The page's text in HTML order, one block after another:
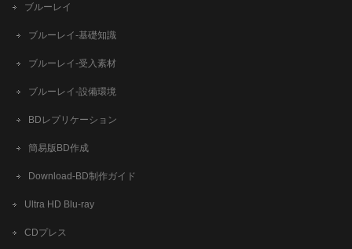
ブルーレイ
ブルーレイ-基礎知識
ブルーレイ-受入素材
ブルーレイ-設備環境
BDレプリケーション
簡易版BD作成
​Download-BD制作ガイド
Ultra HD Blu-ray
CDプレス